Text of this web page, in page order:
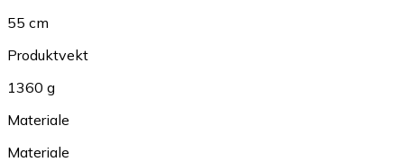
55 cm
Produktvekt
1360 g
Materiale
Materiale